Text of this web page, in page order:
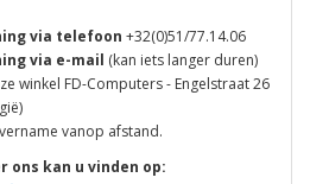
via telefoon +32(0)51/77.14.06
via e-mail (kan iets langer duren)
winkel FD-Computers - Engelstraat 26
vanop afstand.
ons kan u vinden op: